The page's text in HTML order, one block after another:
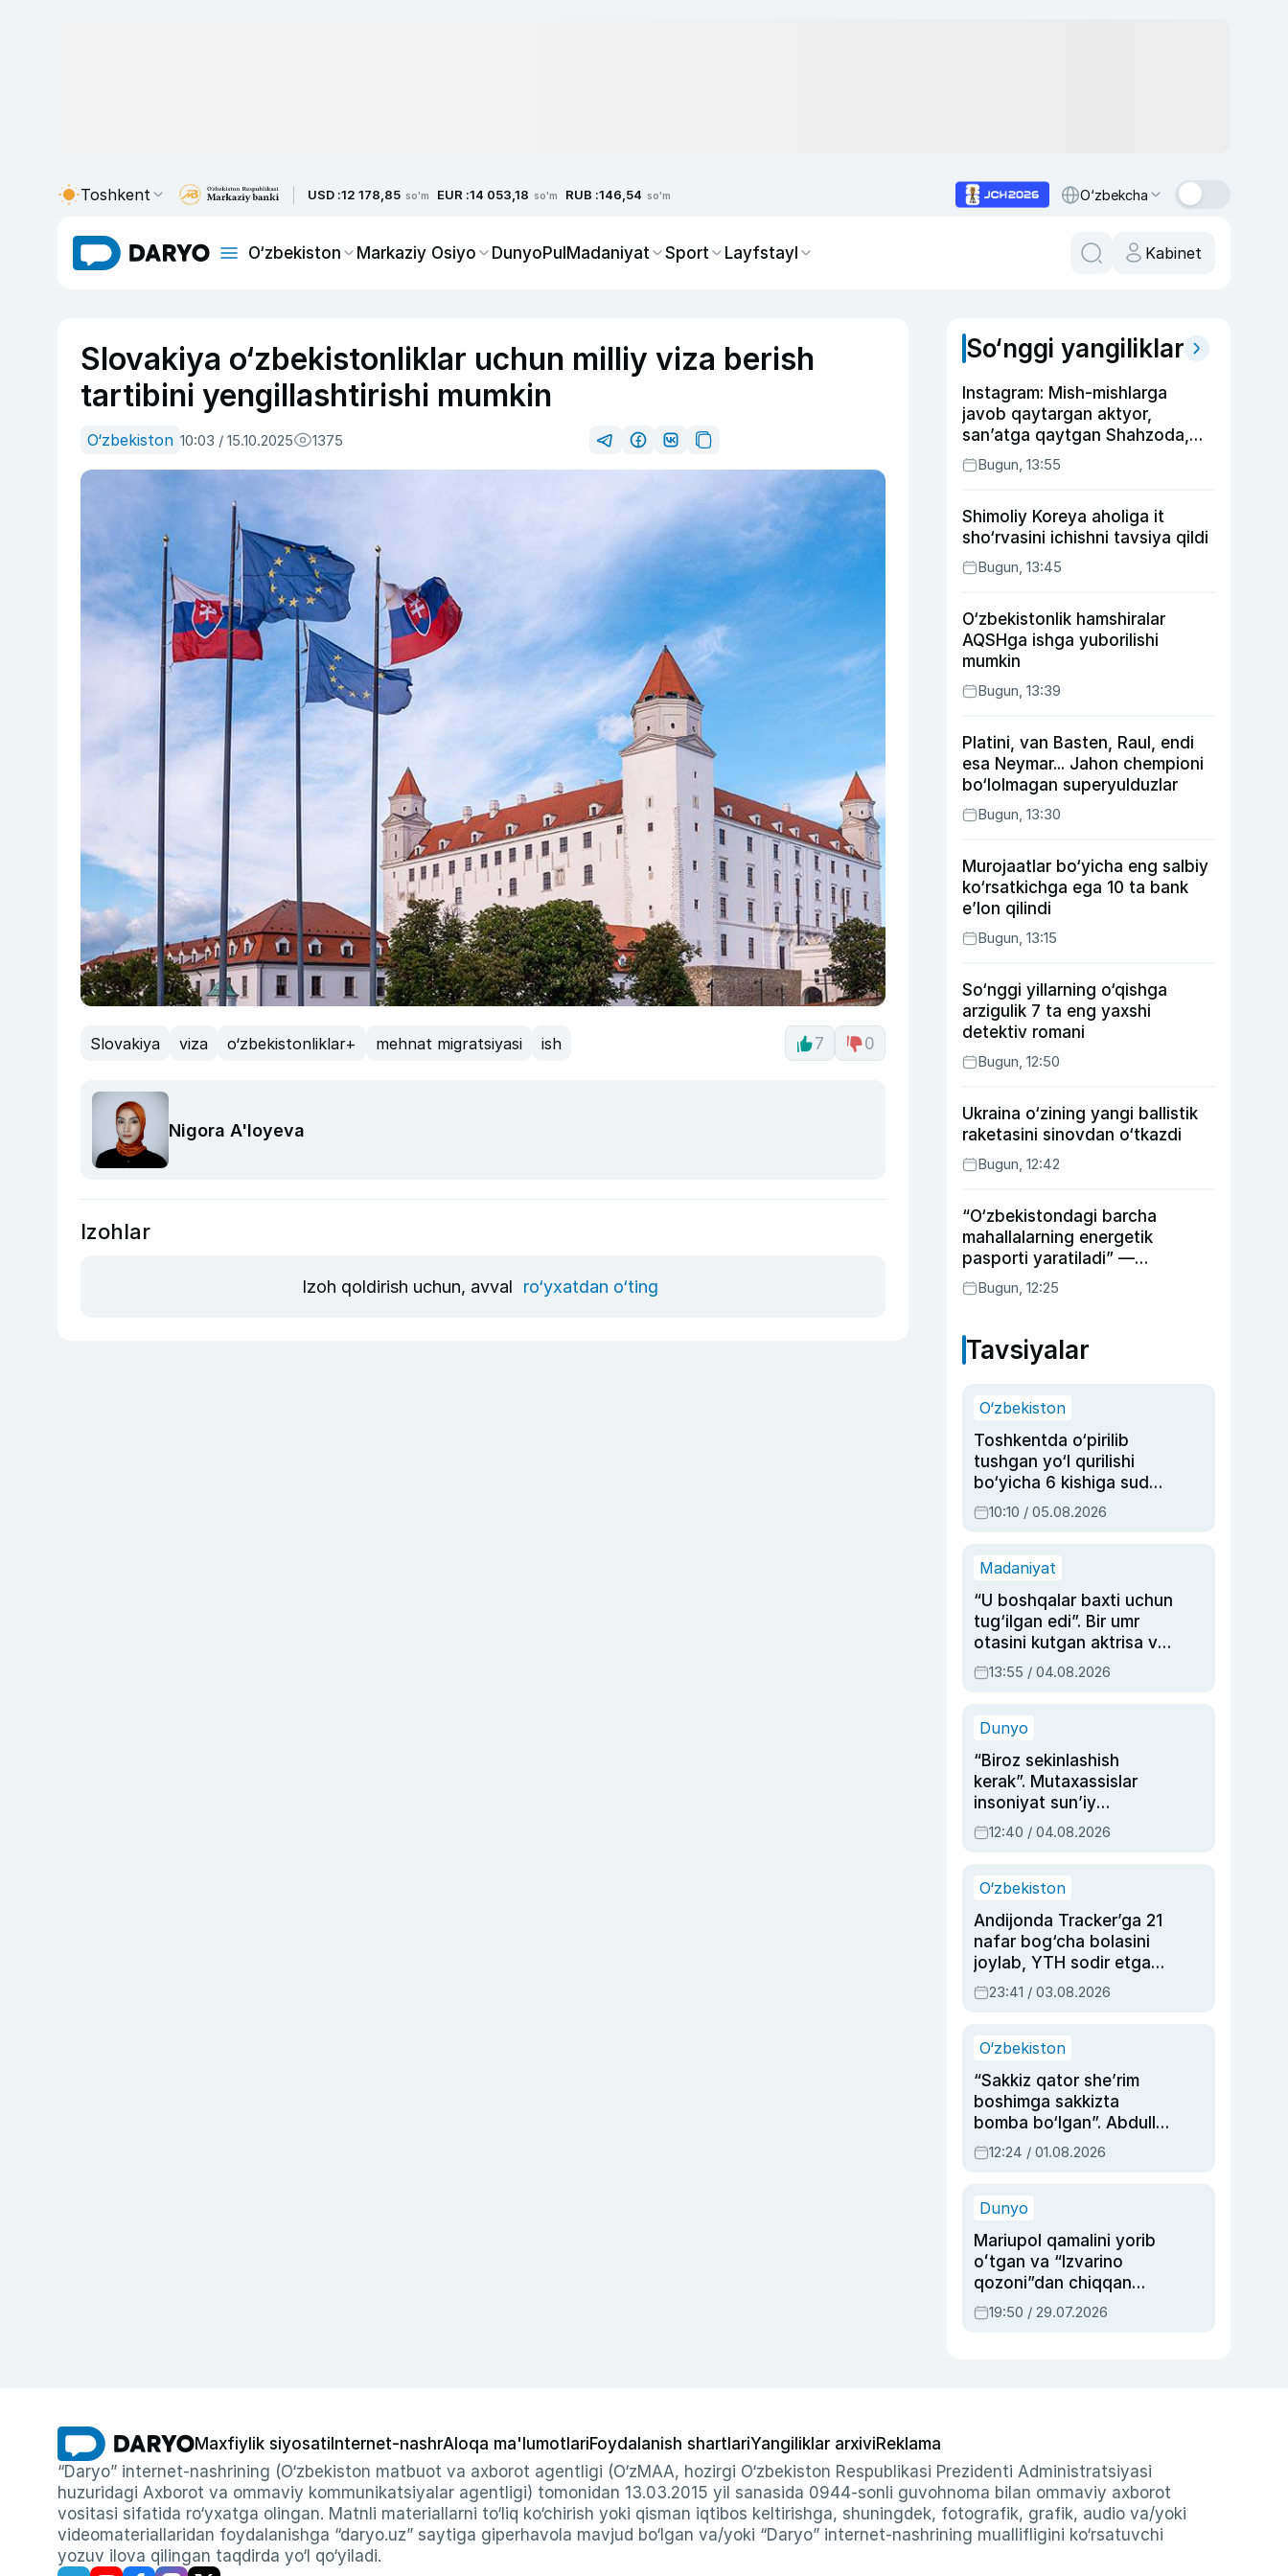
Toshkent USD :12 178,85 so'm EUR :14 053,18 so'm RUB :146,54 so'm O‘zbekcha
O‘zbekiston Markaziy Osiyo DunyoPulMadaniyat Sport Layfstayl Kabinet
Slovakiya o‘zbekistonliklar uchun milliy viza berish
tartibini yengillashtirishi mumkin
O‘zbekiston 10:03 / 15.10.2025 1375
Slovakiya viza o‘zbekistonliklar+ mehnat migratsiyasi ish 7 0
Nigora A'loyeva
Izohlar
Izoh qoldirish uchun, avval ro‘yxatdan o‘ting
So‘nggi yangiliklar
Instagram: Mish-mishlarga
javob qaytargan aktyor,
san’atga qaytgan Shahzoda,
yo‘lga asfalt yotqizgan
Jahongir Otajonov
Bugun, 13:55
Shimoliy Koreya aholiga it
sho‘rvasini ichishni tavsiya qildi
Bugun, 13:45
O‘zbekistonlik hamshiralar
AQSHga ishga yuborilishi
mumkin
Bugun, 13:39
Platini, van Basten, Raul, endi
esa Neymar... Jahon chempioni
bo‘lolmagan superyulduzlar
Bugun, 13:30
Murojaatlar bo‘yicha eng salbiy
ko‘rsatkichga ega 10 ta bank
e’lon qilindi
Bugun, 13:15
So‘nggi yillarning o‘qishga
arzigulik 7 ta eng yaxshi
detektiv romani
Bugun, 12:50
Ukraina o‘zining yangi ballistik
raketasini sinovdan o‘tkazdi
Bugun, 12:42
“O‘zbekistondagi barcha
mahallalarning energetik
pasporti yaratiladi” —
energetika vaziri
Bugun, 12:25
Tavsiyalar
O‘zbekiston
Toshkentda o‘pirilib
tushgan yo‘l qurilishi
bo‘yicha 6 kishiga sud
hukmi o‘qildi
10:10 / 05.08.2026
Madaniyat
“U boshqalar baxti uchun
tug‘ilgan edi”. Bir umr
otasini kutgan aktrisa va
dublyaj ustasi Rimma
Ahmedovaning
13:55 / 04.08.2026
Dunyo
“Biroz sekinlashish
kerak”. Mutaxassislar
insoniyat sun’iy
intellektni boshqara
olmay qolishidan xavotir
12:40 / 04.08.2026
O‘zbekiston
Andijonda Tracker’ga 21
nafar bog‘cha bolasini
joylab, YTH sodir etgan
ayolga sud hukmi o‘qildi
23:41 / 03.08.2026
O‘zbekiston
“Sakkiz qator she’rim
boshimga sakkizta
bomba bo‘lgan”. Abdulla
Oripovni siyosiy
ayblovlardan asrab
12:24 / 01.08.2026
Dunyo
Mariupol qamalini yorib
oʻtgan va “Izvarino
qozoni”dan chiqqan
qahramon — Ukraina
armiyasi bosh
19:50 / 29.07.2026
Maxfiylik siyosati Internet-nashrAloqa ma'lumotlariFoydalanish shartlariYangiliklar arxiviReklama
“Daryo” internet-nashrining (O‘zbekiston matbuot va axborot agentligi (O‘zMAA, hozirgi O‘zbekiston Respublikasi Prezidenti Administratsiyasi
huzuridagi Axborot va ommaviy kommunikatsiyalar agentligi) tomonidan 13.03.2015 yil sanasida 0944-sonli guvohnoma bilan ommaviy axborot
vositasi sifatida ro‘yxatga olingan. Matnli materiallarni to‘liq ko‘chirish yoki qisman iqtibos keltirishga, shuningdek, fotografik, grafik, audio va/yoki
videomateriallaridan foydalanishga “daryo.uz” saytiga giperhavola mavjud bo‘lgan va/yoki “Daryo” internet-nashrining muallifligini ko‘rsatuvchi
yozuv ilova qilingan taqdirda yo‘l qo‘yiladi.